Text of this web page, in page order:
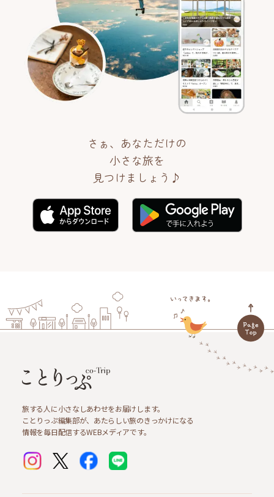
さぁ、あなただけの
小さな旅を
見つけましょう♪
旅する人に小さなしあわせをお届けします。
ことりっぷ編集部が、あたらしい旅のきっかけになる
情報を毎日配信するWEBメディアです。